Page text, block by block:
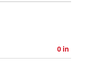
0 in